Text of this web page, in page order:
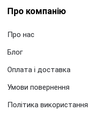
Про компанію
Про нас
Блог
Оплата і доставка
Умови повернення
Політика